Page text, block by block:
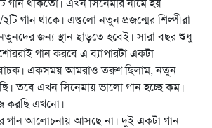
২টি গান থাকে। এগুলো নতুন প্রজন্মের শিল্পীরা
জন্য স্থান ছাড়তে হবেই। সারা বছর শুধু
গান করবে এ ব্যাপারটা একটা
একসময় আমরাও তরুণ ছিলাম, নতুন
তবে এখন সিনেমায় ভালো গান হচ্ছে কম।
করছি এখনো।
গান আলোচনায় আসছে না। দুই একটা গান